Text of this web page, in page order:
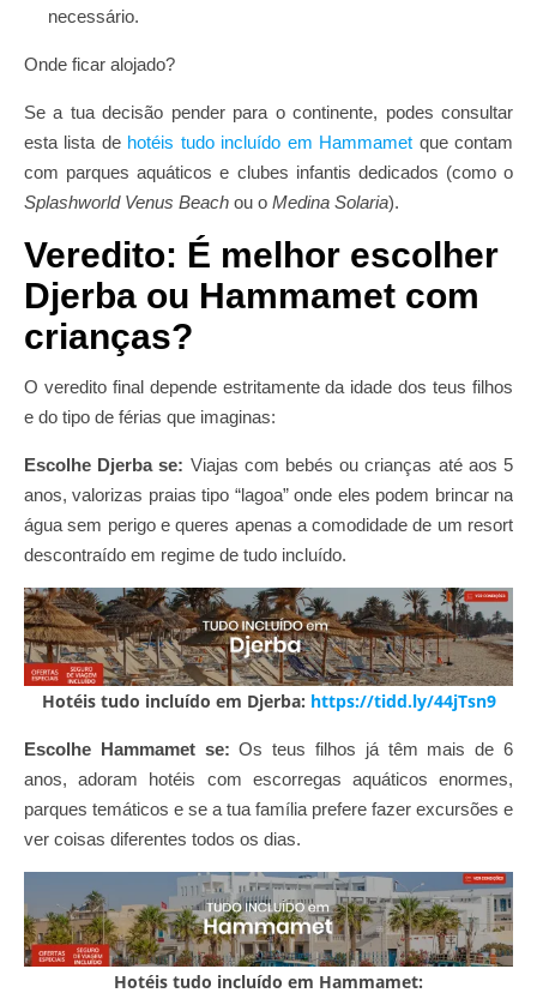
necessário.
Onde ficar alojado?
Se a tua decisão pender para o continente, podes consultar
esta lista de hotéis tudo incluído em Hammamet que contam
com parques aquáticos e clubes infantis dedicados (como o
Splashworld Venus Beach ou o Medina Solaria).
Veredito: É melhor escolher
Djerba ou Hammamet com
crianças?
O veredito final depende estritamente da idade dos teus filhos
e do tipo de férias que imaginas:
Escolhe Djerba se: Viajas com bebés ou crianças até aos 5
anos, valorizas praias tipo “lagoa” onde eles podem brincar na
água sem perigo e queres apenas a comodidade de um resort
descontraído em regime de tudo incluído.
Hotéis tudo incluído em Djerba: https://tidd.ly/44jTsn9
Escolhe Hammamet se: Os teus filhos já têm mais de 6
anos, adoram hotéis com escorregas aquáticos enormes,
parques temáticos e se a tua família prefere fazer excursões e
ver coisas diferentes todos os dias.
Hotéis tudo incluído em Hammamet: